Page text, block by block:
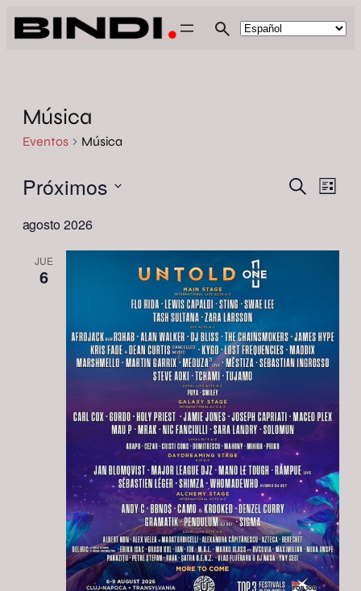
Música
Eventos Música
Eventos Buscar
de
Lista
Próximos
la
agosto 2026
JUE
6